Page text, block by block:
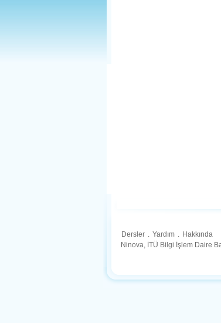
Dersler . Yardım . Hakkında
Ninova, İTÜ Bilgi İşlem Daire